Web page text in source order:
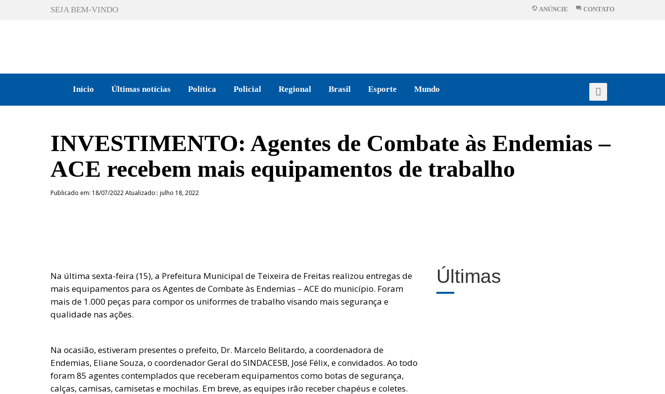
SEJA BEM-VINDO ANÚNCIE CONTATO
Início Últimas notícias Política Policial Regional Brasil Esporte Mundo
INVESTIMENTO: Agentes de Combate às Endemias –
ACE recebem mais equipamentos de trabalho
Publicado em: 18/07/2022 Atualizado:: julho 18, 2022
Na última sexta-feira (15), a Prefeitura Municipal de Teixeira de Freitas realizou entregas de
mais equipamentos para os Agentes de Combate às Endemias – ACE do município. Foram
mais de 1.000 peças para compor os uniformes de trabalho visando mais segurança e
qualidade nas ações.
Na ocasião, estiveram presentes o prefeito, Dr. Marcelo Belitardo, a coordenadora de
Endemias, Eliane Souza, o coordenador Geral do SINDACESB, José Félix, e convidados. Ao todo
foram 85 agentes contemplados que receberam equipamentos como botas de segurança,
calças, camisas, camisetas e mochilas. Em breve, as equipes irão receber chapéus e coletes.
Últimas